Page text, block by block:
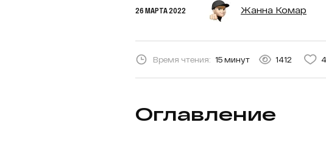
26 МАРТА 2022 Жанна Комар
Время чтения: 15 минут 1412
Оглавление